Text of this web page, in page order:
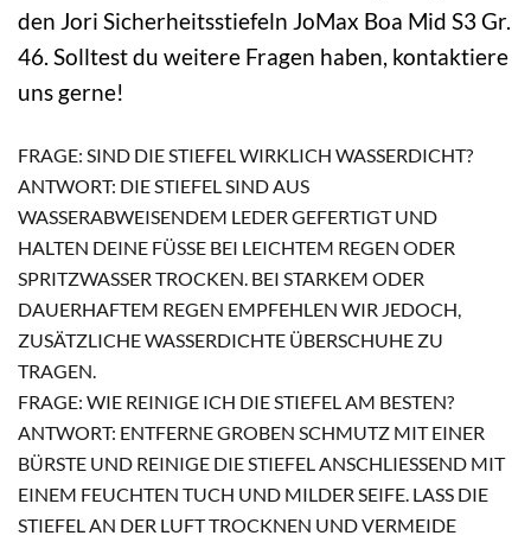
den Jori Sicherheitsstiefeln JoMax Boa Mid S3 Gr.
46. Solltest du weitere Fragen haben, kontaktiere
uns gerne!
FRAGE: SIND DIE STIEFEL WIRKLICH WASSERDICHT?
ANTWORT: DIE STIEFEL SIND AUS
WASSERABWEISENDEM LEDER GEFERTIGT UND
HALTEN DEINE FÜSSE BEI LEICHTEM REGEN ODER S
PRITZWASSER TROCKEN. BEI STARKEM ODER D
AUERHAFTEM REGEN EMPFEHLEN WIR JEDOCH, Z
USÄTZLICHE WASSERDICHTE ÜBERSCHUHE ZU T
RAGEN.
FRAGE: WIE REINIGE ICH DIE STIEFEL AM BESTEN?
ANTWORT: ENTFERNE GROBEN SCHMUTZ MIT EINER
BÜRSTE UND REINIGE DIE STIEFEL ANSCHLIESSEND MIT E
INEM FEUCHTEN TUCH UND MILDER SEIFE. LASS DIE S
TIEFEL AN DER LUFT TROCKNEN UND VERMEIDE D